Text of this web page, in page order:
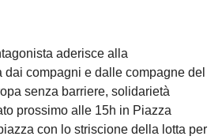
aderisce alla
dai compagni e dalle compagne del
senza barriere, solidarietà
prossimo alle 15h in Piazza
con lo striscione della lotta per